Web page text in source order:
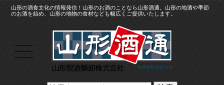
山形の酒食文化の情報発信！山形のお酒のことなら山形酒通。山形の地酒や季節
のお酒を始め、山形の地物の食材なども幅広くご提供いたします。